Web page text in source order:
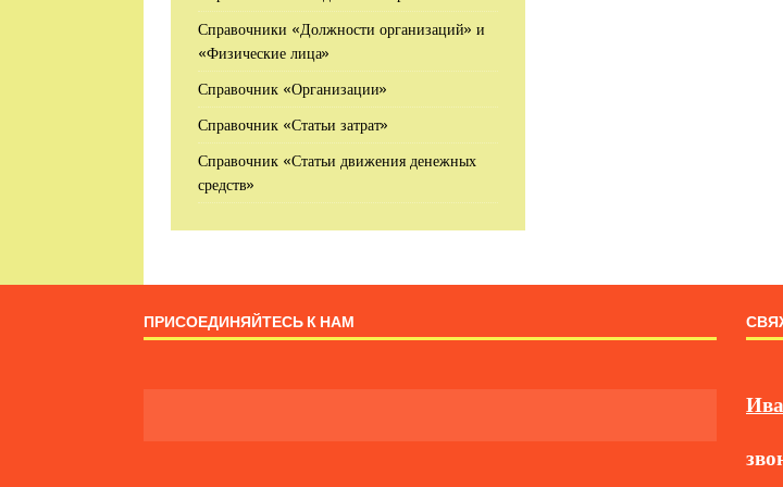
Справочники «Должности организаций» и
«Физические лица»
Справочник «Организации»
Справочник «Статьи затрат»
Справочник «Статьи движения денежных
средств»
ПРИСОЕДИНЯЙТЕСЬ К НАМ